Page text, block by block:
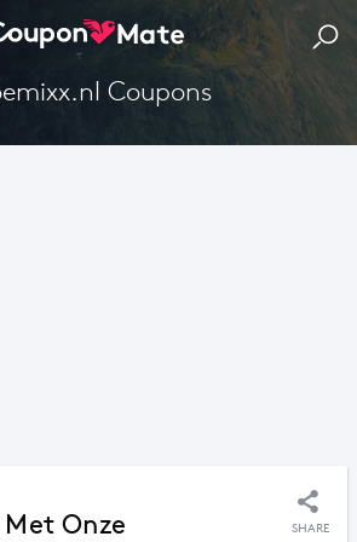
Coupons
Onze SHARE